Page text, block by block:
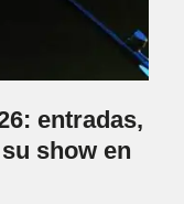
entradas,
show en